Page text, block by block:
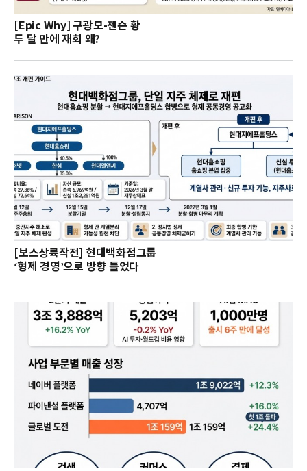
[Epic Why] 구광모-젠슨 황
두 달 만에 재회 왜?
[보스상륙작전] 현대백화점그룹
‘형제 경영’으로 방향 틀었다